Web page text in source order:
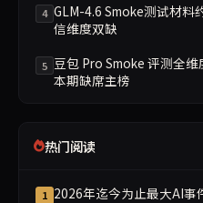
4 GLM-4.6 Smoke测试材料
信维度双缺
5 豆包 Pro Smoke 评测全
本期缺席主榜
热门阅读
1 2026年迄今为止最大AI事